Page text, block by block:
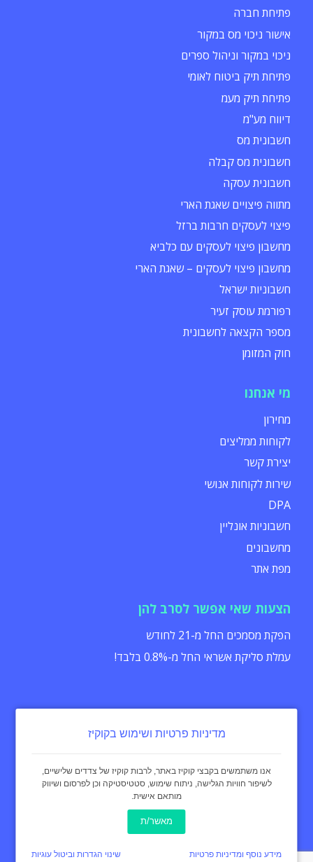
פתיחת חברה
אישור ניכוי מס במקור
ניכוי במקור וניהול ספרים
פתיחת תיק ביטוח לאומי
פתיחת תיק מעמ
דיווח מע"מ
חשבונית מס
חשבונית מס קבלה
חשבונית עסקה
מתווה פיצויים שאגת הארי
פיצוי לעסקים חרבות ברזל
מחשבון פיצוי לעסקים עם כלביא
מחשבון פיצוי לעסקים – שאגת הארי
חשבוניות ישראל
רפורמת עוסק זעיר
מספר הקצאה לחשבונית
חוק המזומן
מי אנחנו
מחירון
לקוחות ממליצים
יצירת קשר
שירות לקוחות אנושי
DPA
חשבוניות אונליין
מחשבונים
מפת אתר
הצעות שאי אפשר לסרב להן
הפקת מסמכים החל מ-21 לחודש
עמלת סליקת אשראי החל מ-0.8% בלבד!
מדיניות פרטיות
באינטרנט Invoice4u
עיצוב:
curly black
מדיניות פרטיות ושימוש בקוקיז
אנו משתמשים בקבצי קוקיז באתר, לרבות קוקיז של צדדים שלישיים,
לשיפור חוויות הגלישה, ניתוח שימוש, סטטיסטיקה וכן לפרסום ושיווק
מותאם אישית.
מאשר/ת
מידע נוסף ומדיניות פרטיות שינוי הגדרות וביטול עוגיות